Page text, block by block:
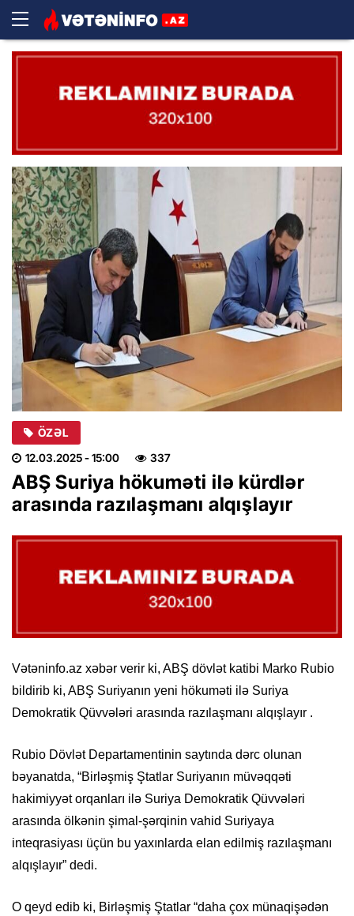
ÖZƏL
12.03.2025- 15:00 337
ABŞ Suriya hökuməti ilə kürdlər
arasında razılaşmanı alqışlayır
Vətəninfo.az xəbər verir ki, ABŞ dövlət katibi Marko Rubio
bildirib ki, ABŞ Suriyanın yeni hökuməti ilə Suriya
Demokratik Qüvvələri arasında razılaşmanı alqışlayır .
Rubio Dövlət Departamentinin saytında dərc olunan
bəyanatda, “Birləşmiş Ştatlar Suriyanın müvəqqəti
hakimiyyət orqanları ilə Suriya Demokratik Qüvvələri
arasında ölkənin şimal-şərqinin vahid Suriyaya
inteqrasiyası üçün bu yaxınlarda elan edilmiş razılaşmanı
alqışlayır” dedi.
O qeyd edib ki, Birləşmiş Ştatlar “daha ​​çox münaqişədən